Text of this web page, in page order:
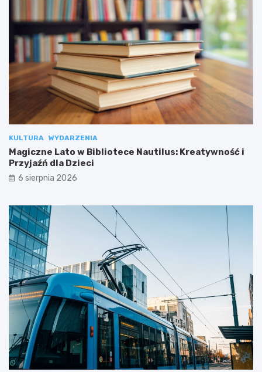
KULTURA WYDARZENIA
Magiczne Lato w Bibliotece Nautilus: Kreatywność i
Przyjaźń dla Dzieci
6 sierpnia 2026